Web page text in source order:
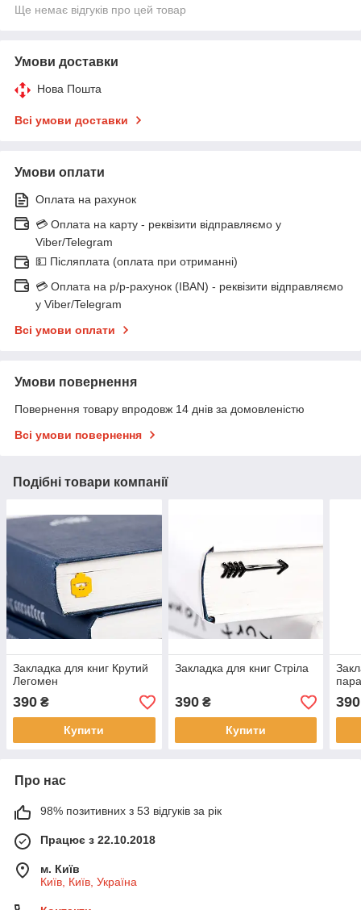
Ще немає відгуків про цей товар
Умови доставки
Нова Пошта
Всі умови доставки
Умови оплати
Оплата на рахунок
💳 Оплата на карту - реквізити відправляємо у
Viber/Telegram
💵 Післяплата (оплата при отриманні)
💳 Оплата на р/р-рахунок (IBAN) - реквізити відправляємо
у Viber/Telegram
Всі умови оплати
Умови повернення
Повернення товару впродовж 14 днів за домовленістю
Всі умови повернення
Подібні товари компанії
Закладка для книг Крутий
Легомен
390 ₴
Купити
Закладка для книг Стріла
390₴
Купити
390
Про нас
98% позитивних з 53 відгуків за рік
Працює з 22.10.2018
м. Київ
Київ, Київ, Україна